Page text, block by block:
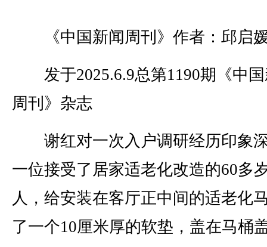
《中国新闻周刊》作者：邱启
发于2025.6.9总第1190期《中国
周刊》杂志
谢红对一次入户调研经历印象
一位接受了居家适老化改造的60多
人，给安装在客厅正中间的适老化
了一个10厘米厚的软垫，盖在马桶